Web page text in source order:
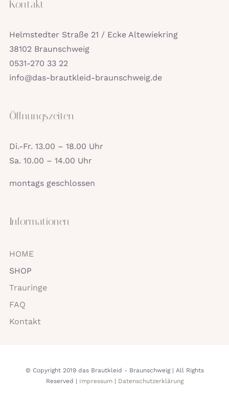
Kontakt
Helmstedter Straße 21 / Ecke Altewiekring
38102 Braunschweig
0531-270 33 22
info@das-brautkleid-braunschweig.de
Öffnungszeiten
Di.-Fr. 13.00 – 18.00 Uhr
Sa. 10.00 – 14.00 Uhr
montags geschlossen
Informationen
HOME
SHOP
Trauringe
FAQ
Kontakt
© Copyright 2019 das Brautkleid - Braunschweig | All Rights
Reserved | Impressum| Datenschutzerklärung